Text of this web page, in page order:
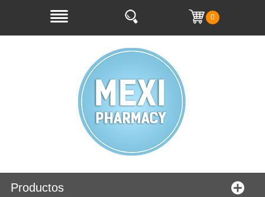
0
Productos